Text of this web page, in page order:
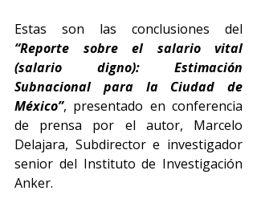
“Reporte sobre el salario vital
(salario digno): Estimación
Subnacional para la Ciudad de
México”, presentado en conferencia
de prensa por el autor, Marcelo
Delajara, Subdirector e investigador
senior del Instituto de Investigación
Anker.